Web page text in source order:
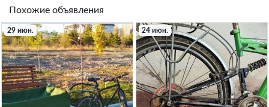
Похожие объявления
29 июн. 24 июн.